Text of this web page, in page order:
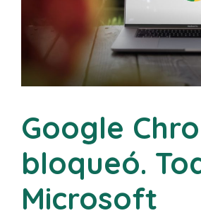
Google
bloqueó.
Microsoft